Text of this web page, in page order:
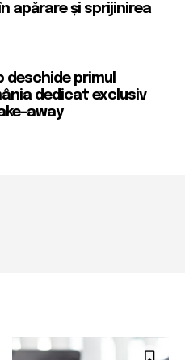
apărare și sprijinirea
deschide primul
dedicat exclusiv
away